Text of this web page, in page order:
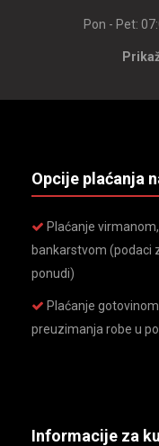
Pon - Pet:
Opcije plaćanja
Plaćanje
bankarstvom (podaci
ponudi)
Plaćanje
preuzimanja robe u
Informacije za